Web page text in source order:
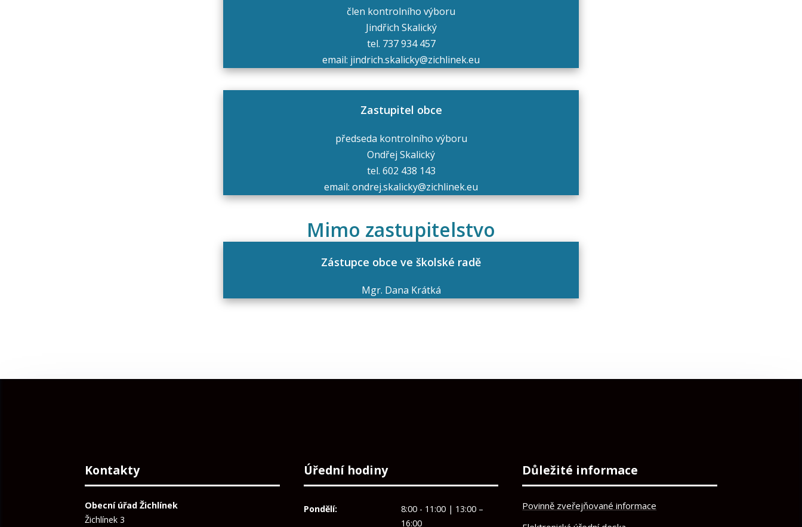
člen kontrolního výboru
Jindřich Skalický
tel. 737 934 457
email: jindrich.skalicky@zichlinek.eu
Zastupitel obce
předseda kontrolního výboru
Ondřej Skalický
tel. 602 438 143
email: ondrej.skalicky@zichlinek.eu
Mimo zastupitelstvo
Zástupce obce ve školské radě
Mgr. Dana Krátká
Kontakty
Obecní úřad Žichlínek
Žichlínek 3
Úřední hodiny
Pondělí:
8:00 - 11:00 | 13:00 –
16:00
Důležité informace
Povinně zveřejňované informace